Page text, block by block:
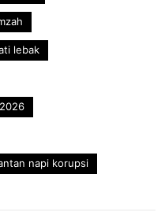
lebak
napi korupsi